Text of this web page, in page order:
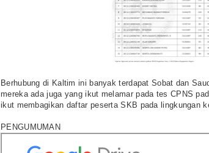
Berhubung di Kaltim ini banyak terdapat Sobat dan
mereka ada juga yang ikut melamar pada tes CPNS
ikut membagikan daftar peserta SKB pada lingkungan
PENGUMUMAN